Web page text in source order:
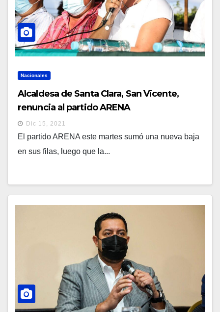
Nacionales
Alcaldesa de Santa Clara, San Vicente,
renuncia al partido ARENA
Dic 15, 2021
El partido ARENA este martes sumó una nueva baja
en sus filas, luego que la...